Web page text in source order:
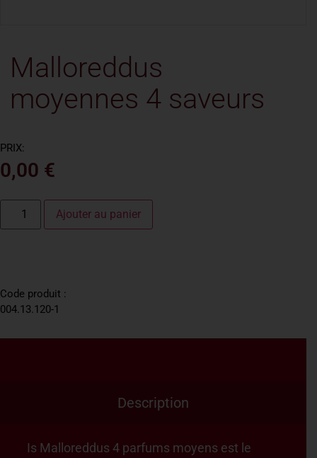
Malloreddus
moyennes 4 saveurs
PRIX:
0,00 €
Ajouter au panier
Code produit :
004.13.120-1
Description
Is Malloreddus 4 parfums moyens est le